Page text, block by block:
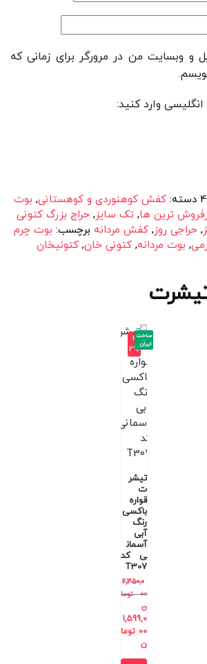
و وبسایت من در مرورگر برای زمانی که
وارد کنید:
دسته: کفش کوهنوردی و کوهستانی, بوت
ترین ها,تک سایز, حراج بزرگ کتونی
, حراجی روز, کفش مردانه برچسب: بوت چرم
, بوت مردانه, کتونی خان, کتونیخان
-3
2%
تیشر
ت
قواره
باکسی
رنگ
آبی
آسمان
ی کد
T307
2,350,0
00
توما
ن
1,599,0
00 توما
ن
ساخت
ایران